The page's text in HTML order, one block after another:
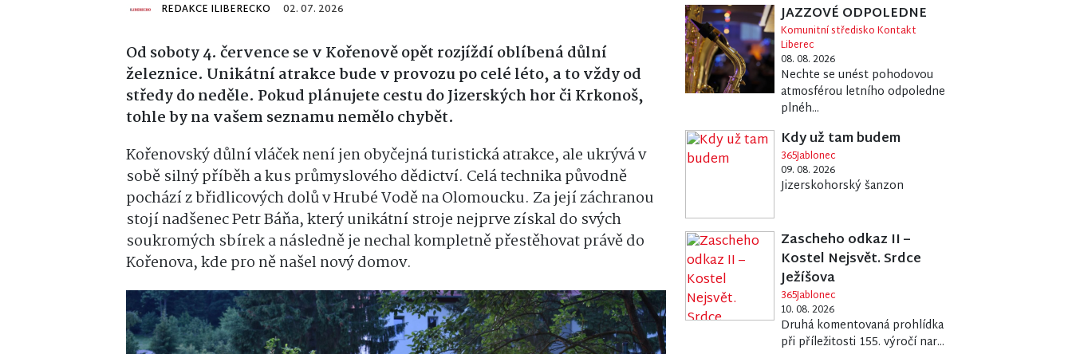
REDAKCE ILIBERECKO 02. 07. 2026
Od soboty 4. července se v Kořenově opět rozjíždí oblíbená důlní
železnice. Unikátní atrakce bude v provozu po celé léto, a to vždy od
středy do neděle. Pokud plánujete cestu do Jizerských hor či Krkonoš,
tohle by na vašem seznamu nemělo chybět.
Kořenovský důlní vláček není jen obyčejná turistická atrakce, ale ukrývá v
sobě silný příběh a kus průmyslového dědictví. Celá technika původně
pochází z břidlicových dolů v Hrubé Vodě na Olomoucku. Za její záchranou
stojí nadšenec Petr Báňa, který unikátní stroje nejprve získal do svých
soukromých sbírek a následně je nechal kompletně přestěhovat právě do
Kořenova, kde pro ně našel nový domov.
JAZZOVÉ ODPOLEDNE
Komunitní středisko Kontakt
Liberec
08. 08. 2026
Nechte se unést pohodovou
atmosférou letního odpoledne
plnéh...
Kdy už tam budem
365Jablonec
09. 08. 2026
Jizerskohorský šanzon
Zascheho odkaz II –
Kostel Nejsvět. Srdce
Ježíšova
365Jablonec
10. 08. 2026
Druhá komentovaná prohlídka
při příležitosti 155. výročí nar...